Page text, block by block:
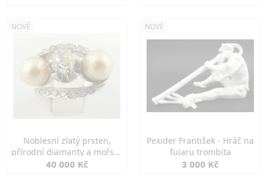
NOVÉ
Noblesní zlatý prsten,
přírodní diamanty a mořské
perly
40 000 Kč
NOVÉ
Pexider František - Hráč na
fujaru trombita
3 000 Kč